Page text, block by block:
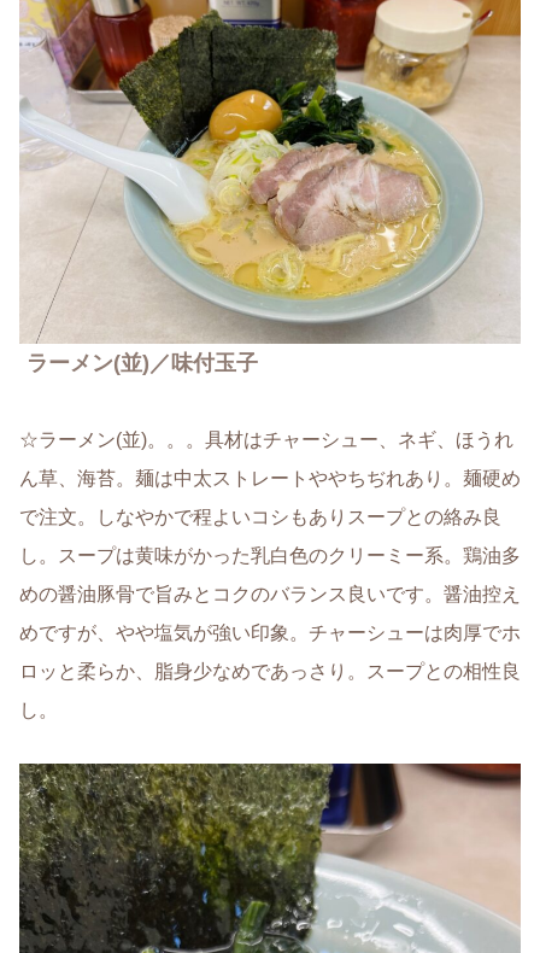
ラーメン(並)／味付玉子
☆ラーメン(並)。。。具材はチャーシュー、ネギ、ほうれ
ん草、海苔。麺は中太ストレートややちぢれあり。麺硬め
で注文。しなやかで程よいコシもありスープとの絡み良
し。スープは黄味がかった乳白色のクリーミー系。鶏油多
めの醤油豚骨で旨みとコクのバランス良いです。醤油控え
めですが、やや塩気が強い印象。チャーシューは肉厚でホ
ロッと柔らか、脂身少なめであっさり。スープとの相性良
し。